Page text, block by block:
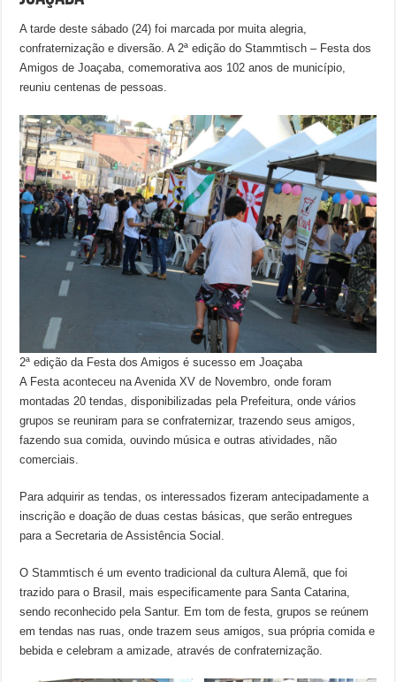
A tarde deste sábado (24) foi marcada por muita alegria,
confraternização e diversão. A 2ª edição do Stammtisch – Festa dos
Amigos de Joaçaba, comemorativa aos 102 anos de município,
reuniu centenas de pessoas.
2ª edição da Festa dos Amigos é sucesso em Joaçaba
A Festa aconteceu na Avenida XV de Novembro, onde foram
montadas 20 tendas, disponibilizadas pela Prefeitura, onde vários
grupos se reuniram para se confraternizar, trazendo seus amigos,
fazendo sua comida, ouvindo música e outras atividades, não
comerciais.
Para adquirir as tendas, os interessados fizeram antecipadamente a
inscrição e doação de duas cestas básicas, que serão entregues
para a Secretaria de Assistência Social.
O Stammtisch é um evento tradicional da cultura Alemã, que foi
trazido para o Brasil, mais especificamente para Santa Catarina,
sendo reconhecido pela Santur. Em tom de festa, grupos se reúnem
em tendas nas ruas, onde trazem seus amigos, sua própria comida e
bebida e celebram a amizade, através de confraternização.